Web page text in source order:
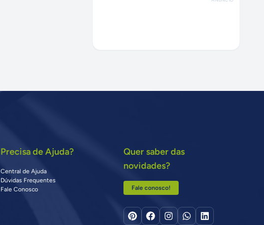
Precisa de Ajuda?
Central de Ajuda
Dúvidas Frequentes
Fale Conosco
Quer saber das
novidades?
Fale conosco!